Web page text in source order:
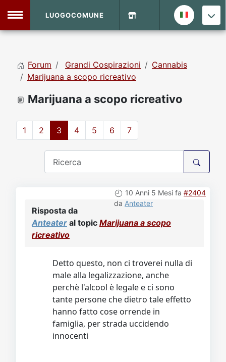
Home
LUOGOCOMUNE
Forum Grandi Cospirazioni
Cannabis
Marijuana a scopo ricreativo
Marijuana a scopo ricreativo
1 2 3 4 5 6 7
10 Anni 5 Mesi fa #2404
da Anteater
Risposta da
Anteater al topic Marijuana a scopo
ricreativo
Detto questo, non ci troverei nulla di
male alla legalizzazione, anche
perchè l'alcool è legale e ci sono
tante persone che dietro tale effetto
hanno fatto cose orrende in
famiglia, per strada uccidendo
innocenti